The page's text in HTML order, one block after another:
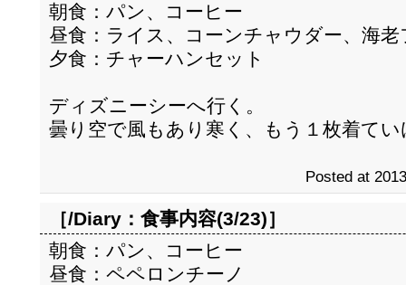
朝食：パン、コーヒー
昼食：ライス、コーンチャウダー、海
夕食：チャーハンセット
ディズニーシーへ行く。
曇り空で風もあり寒く、もう１枚着て
Posted at
［/Diary： 食事内容(3/23)］
朝食：パン、コーヒー
昼食：ペペロンチーノ